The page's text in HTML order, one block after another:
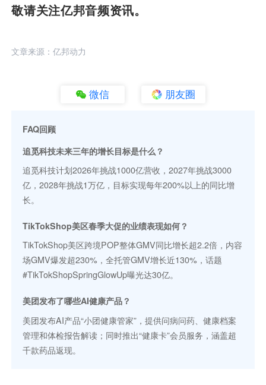
敬请关注亿邦音频资讯。
文章来源：亿邦动力
微信 朋友圈
FAQ回顾
追觅科技未来三年的增长目标是什么？
追觅科技计划2026年挑战1000亿营收，2027年挑战3000
亿，2028年挑战1万亿，目标实现每年200%以上的同比增
长。
TikTokShop美区春季大促的业绩表现如何？
TikTokShop美区跨境POP整体GMV同比增长超2.2倍，内容
场GMV爆发超230%，全托管GMV增长近130%，话题
#TikTokShopSpringGlowUp曝光达30亿。
美团发布了哪些AI健康产品？
美团发布AI产品“小团健康管家”，提供问病问药、健康档案
管理和体检报告解读；同时推出“健康卡”会员服务，涵盖超
千款药品返现。